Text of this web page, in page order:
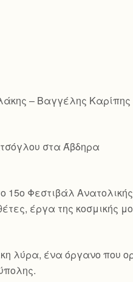
– Βαγγέλης Καρίπης
στα Άβδηρα
Φεστιβάλ
έργα της κοσμικής
λύρα, ένα όργανο που